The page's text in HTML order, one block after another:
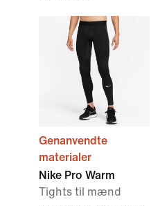
Genanvendte
materialer
Nike Pro Warm
Tights til mænd